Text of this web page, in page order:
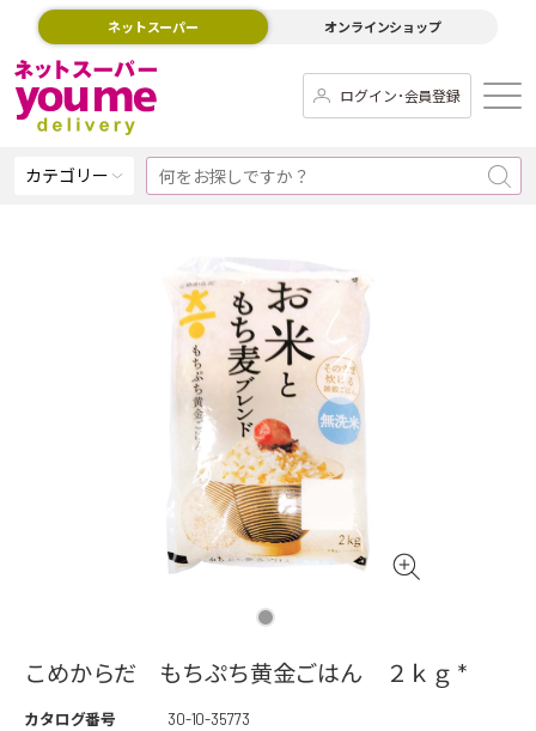
ネットスーパー オンラインショップ
ログイン･会員登録
カテゴリー
こめからだ もちぷち黄金ごはん ２ｋｇ *
カタログ番号
30-10-35773